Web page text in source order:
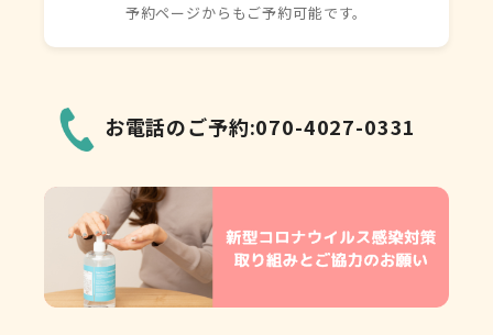
予約ページからもご予約可能です。
お電話のご予約:070-4027-0331